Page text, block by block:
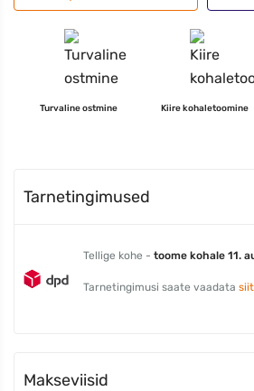
Turvaline ostmine Kiire kohaletoomine
Tarnetingimused
Tellige kohe - toome kohale 11.
Tarnetingimusi saate vaadata siit
Makseviisid